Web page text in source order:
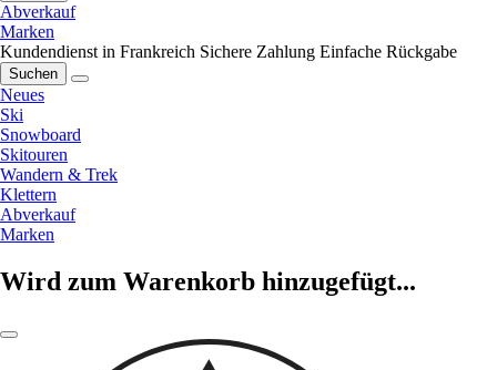
Abverkauf
Marken
Kundendienst in Frankreich Sichere Zahlung Einfache Rückgabe
Suchen
Neues
Ski
Snowboard
Skitouren
Wandern & Trek
Klettern
Abverkauf
Marken
Wird zum Warenkorb hinzugefügt...